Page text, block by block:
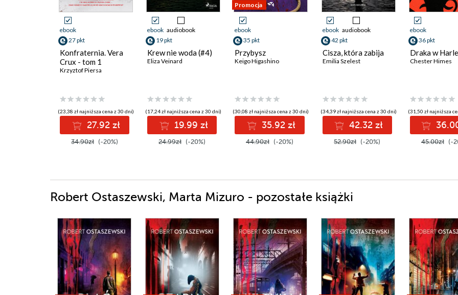
ebook
27 pkt
Konfraternia. Vera
Crux - tom 1
Krzyztof Piersa
(23,38 zł najniższa cena z 30 dni)
27.92 zł
34.90zł (-20%)
ebook audiobook
19 pkt
Krew nie woda (#4)
Eliza Veinard
(17,24 zł najniższa cena z 30 dni)
19.99 zł
24.99zł (-20%)
Promocja
ebook
35 pkt
Przybysz
Keigo Higashino
(30,08 zł najniższa cena z 30 dni)
35.92 zł
44.90zł (-20%)
ebook audiobook
42 pkt
Cisza, która zabija
Emilia Szelest
(34,39 zł najniższa cena z 30 dni)
42.32 zł
52.90zł (-20%)
ebook
36 pkt
Draka w
Chester Himes
(31,50 zł najniższa
45.00zł (-
Robert Ostaszewski, Marta Mizuro - pozostałe książki